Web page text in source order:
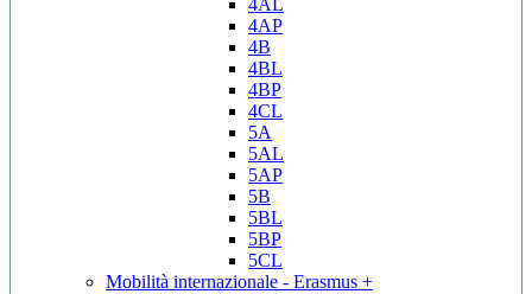
4AL
4AP
4B
4BL
4BP
4CL
5A
5AL
5AP
5B
5BL
5BP
5CL
Mobilità internazionale - Erasmus +